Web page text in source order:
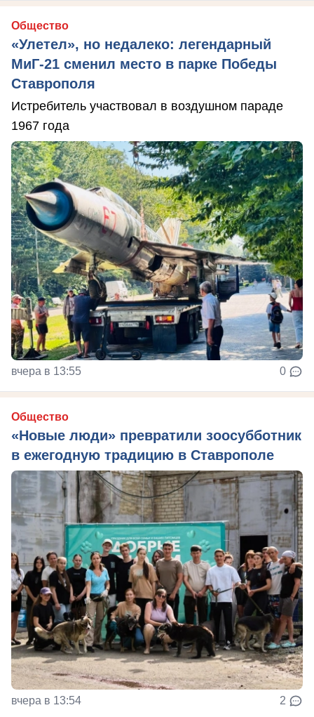
Общество
«Улетел», но недалеко: легендарный
МиГ-21 сменил место в парке Победы
Ставрополя
Истребитель участвовал в воздушном параде
1967 года
вчера в 13:55 0
Общество
«Новые люди» превратили зоосубботник
в ежегодную традицию в Ставрополе
вчера в 13:54 2